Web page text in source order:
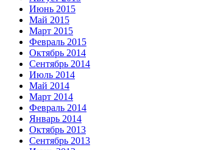
Июнь 2015
Май 2015
Март 2015
Февраль 2015
Октябрь 2014
Сентябрь 2014
Июль 2014
Май 2014
Март 2014
Февраль 2014
Январь 2014
Октябрь 2013
Сентябрь 2013